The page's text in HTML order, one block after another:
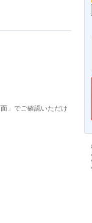
」でご確認いただけ